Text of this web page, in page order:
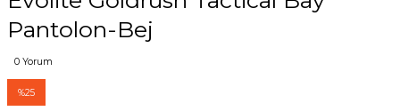
Pantolon-Bej
0 Yorum
%25